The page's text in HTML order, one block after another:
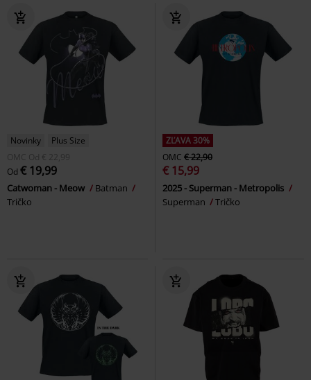
Novinky
Plus Size
OMC Od € 22,99
Od € 19,99
Catwoman - Meow
Batman
Tričko
ZĽAVA 30%
OMC € 22,90
€ 15,99
2025 - Superman - Metropolis
Superman
Tričko